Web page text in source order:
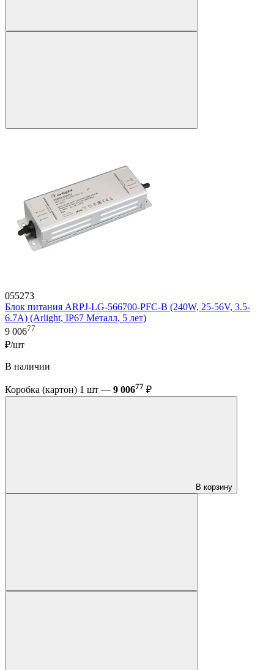
055273
Блок питания ARPJ-LG-566700-PFC-B (240W, 25-56V, 3.5-
6.7A) (Arlight, IP67 Металл, 5 лет)
9 00677
₽/шт
В наличии
Коробка (картон) 1 шт — 9 00677 ₽
В корзину